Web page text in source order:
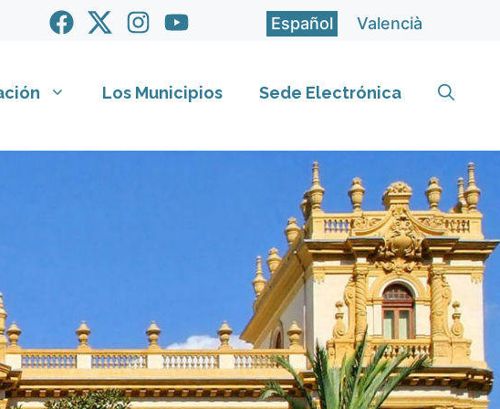
Español Valencià
Los Municipios Sede Electrónica